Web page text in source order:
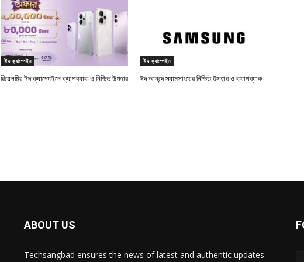
ঈদ ক্যাম্পেইন
রিয়েলমির ঈদ ক্যাম্পেইনে ক্যাশব্যাক ও নিশ্চিত উপহার
ঈদ ক্যাম্পেইন
ঈদ আনন্দে স্যামসাংয়ের নিশ্চিত উপহার ও ক্যাশব্যাক
ABOUT US
Techsangbad ensures the news of latest and authentic updates